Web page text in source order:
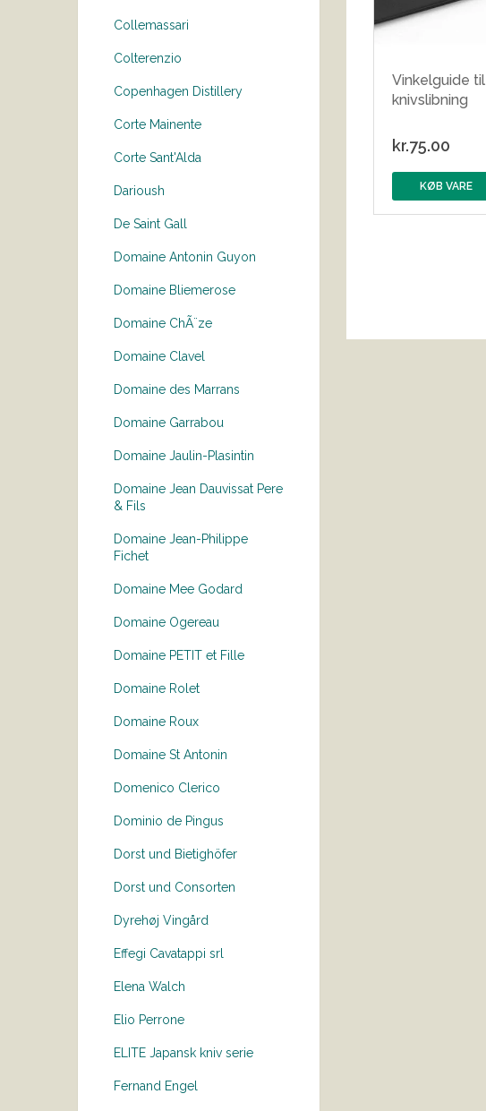
Collemassari
Colterenzio
Copenhagen Distillery
Corte Mainente
Corte Sant'Alda
Darioush
De Saint Gall
Domaine Antonin Guyon
Domaine Bliemerose
Domaine ChÃ¨ze
Domaine Clavel
Domaine des Marrans
Domaine Garrabou
Domaine Jaulin-Plasintin
Domaine Jean Dauvissat Pere
& Fils
Domaine Jean-Philippe
Fichet
Domaine Mee Godard
Domaine Ogereau
Domaine PETIT et Fille
Domaine Rolet
Domaine Roux
Domaine St Antonin
Domenico Clerico
Dominio de Pingus
Dorst und Bietighöfer
Dorst und Consorten
Dyrehøj Vingård
Effegi Cavatappi srl
Elena Walch
Elio Perrone
ELITE Japansk kniv serie
Fernand Engel
Vinkelguide til
knivslibning
kr.75.00
KØB VARE